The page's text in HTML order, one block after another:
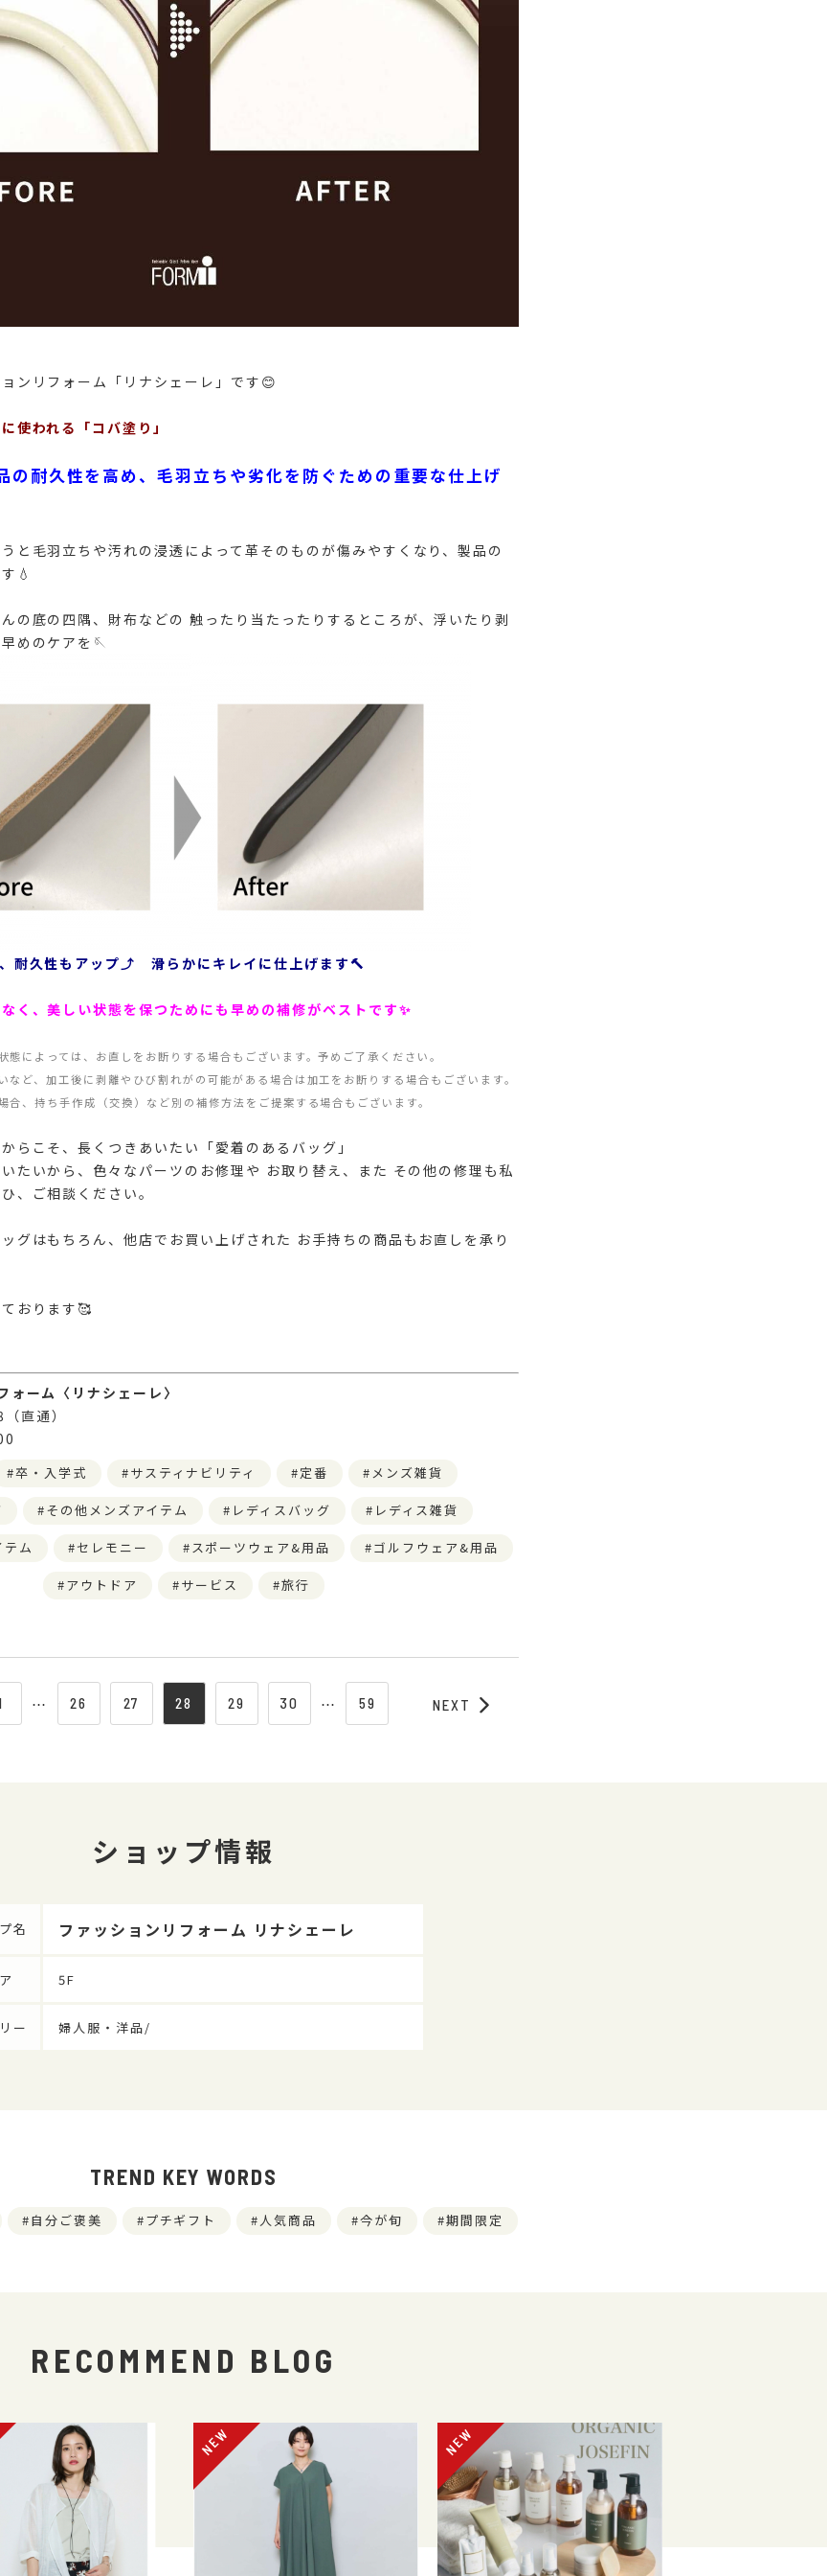
ンリフォーム「リナシェーレ」です😊
使われる「コバ塗り」
の耐久性を高め、毛羽立ちや劣化を防ぐための重要な仕上げ
と毛羽立ちや汚れの浸透によって革そのものが傷みやすくなり、製品の
💧
の底の四隅、財布などの 触ったり当たったりするところが、浮いたり剥
めのケアを🪡
耐久性もアップ⤴️ 滑らかにキレイに仕上げます🔨
く、美しい状態を保つためにも早めの補修がベストです✨
によっては、お直しをお断りする場合もございます。予めご了承ください。
ど、加工後に剥離やひび割れがの可能がある場合は加工をお断りする場合もございます。
、持ち手作成（交換）など別の補修方法をご提案する場合もございます。
らこそ、長くつきあいたい「愛着のあるバッグ」
たいから、色々なパーツのお修理や お取り替え、また その他の修理も私
、ご相談ください。
グはもちろん、他店でお買い上げされた お手持ちの商品もお直しを承り
おります🥰
ーム〈リナシェーレ〉
直通）
卒・入学式 サスティナビリティ 定番 メンズ雑貨
その他メンズアイテム レディスバッグ レディス雑貨
ム セレモニー スポーツウェア&用品 ゴルフウェア&用品
アウトドア サービス 旅行
⋯ 26 27 28 29 30 ⋯ 59 NEXT
ショップ情報
名 ファッションリフォーム リナシェーレ
5F
ー 婦人服・洋品/
TREND KEY WORDS
自分ご褒美 プチギフト 人気商品 今が旬 期間限定
RECOMMEND BLOG